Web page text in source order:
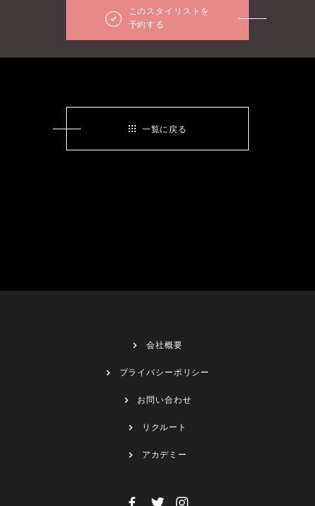
このスタイリストを
予約する
一覧に戻る
会社概要
プライバシーポリシー
お問い合わせ
リクルート
アカデミー